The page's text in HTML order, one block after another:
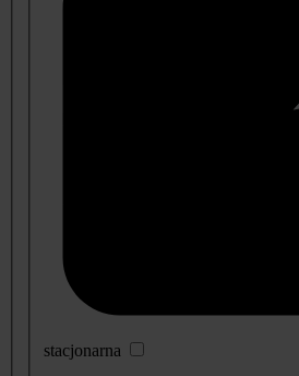
stacjonarna